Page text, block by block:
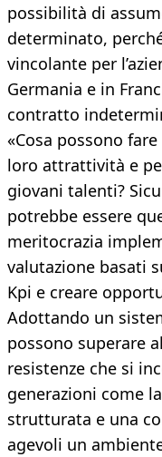
possibilità di
determinato,
vincolante per
Germania e in
contratto
«Cosa possono
loro attrattività e
giovani talenti?
potrebbe essere
meritocrazia
valutazione basati
Kpi e creare
Adottando un
possono superare
resistenze che si
generazioni come
strutturata e una
agevoli un